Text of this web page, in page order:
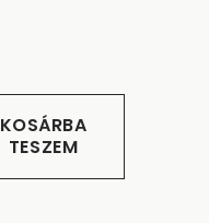
KOSÁRBA
TESZEM